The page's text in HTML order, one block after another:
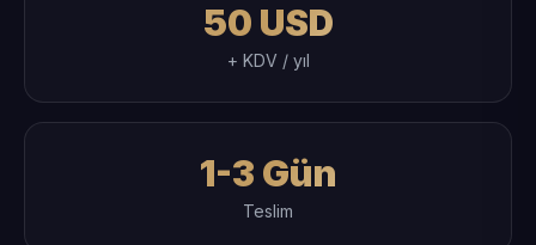
50 USD
+ KDV / yıl
1-3 Gün
Teslim